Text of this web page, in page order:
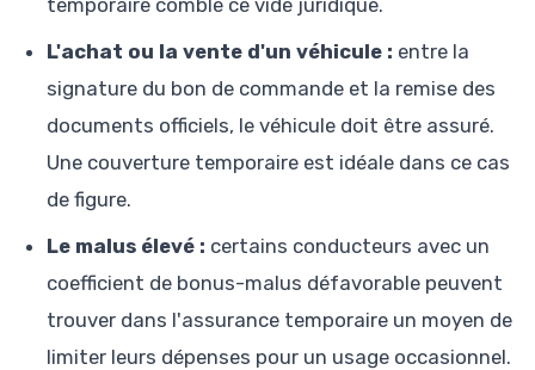
L'achat ou la vente d'un véhicule : entre la
signature du bon de commande et la remise des
documents officiels, le véhicule doit être assuré.
Une couverture temporaire est idéale dans ce cas
de figure.
Le malus élevé : certains conducteurs avec un
coefficient de bonus-malus défavorable peuvent
trouver dans l'assurance temporaire un moyen de
limiter leurs dépenses pour un usage occasionnel.